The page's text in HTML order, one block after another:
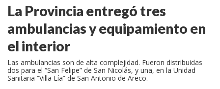
La Provincia entregó tres
ambulancias y equipamiento en
el interior
Las ambulancias son de alta complejidad. Fueron distribuidas
dos para el “San Felipe” de San Nicolás, y una, en la Unidad
Sanitaria “Villa Lía” de San Antonio de Areco.